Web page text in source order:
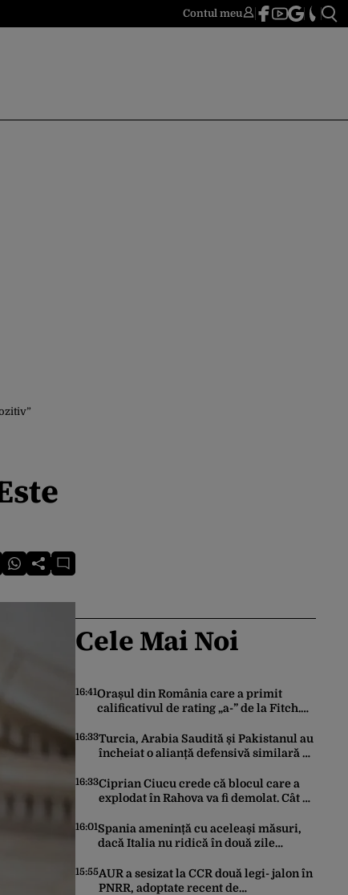
Contul meu
Cele Mai Noi
16:41Orașul din România care a primit
calificativul de rating „a-” de la Fitch.
Israel
16:33Turcia, Arabia Saudită și Pakistanul au
încheiat o alianță defensivă similară cu
conflictelor din Orientul Mijlociu
16:33Ciprian Ciucu crede că blocul care a
explodat în Rahova va fi demolat. Cât ar
16:01Spania amenință cu aceleași măsuri,
dacă Italia nu ridică în două zile
din cauza crizei migrației
15:55AUR a sesizat la CCR două legi- jalon în
PNRR, adoptate recent de